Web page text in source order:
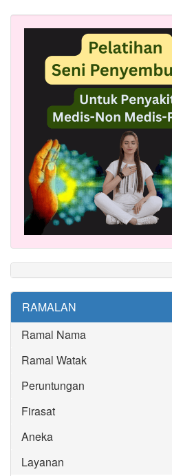
RAMALAN
Ramal Nama
Ramal Watak
Peruntungan
Firasat
Aneka
Layanan